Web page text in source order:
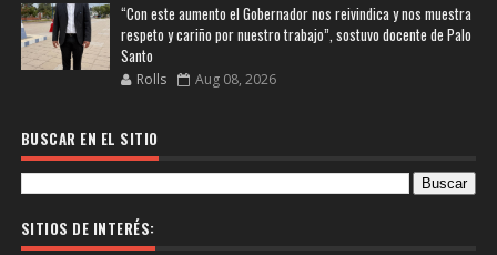
“Con este aumento el Gobernador nos reivindica y nos muestra
respeto y cariño por nuestro trabajo”, sostuvo docente de Palo
Santo
Rolls Aug 08, 2026
BUSCAR EN EL SITIO
SITIOS DE INTERÉS: